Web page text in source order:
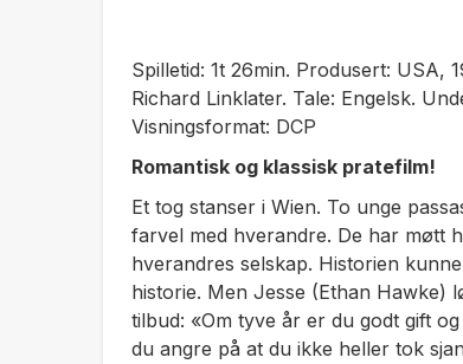
Spilletid: 1t 26min. Produsert: USA,
Richard Linklater. Tale: Engelsk.
Visningsformat: DCP
Romantisk og klassisk pratefilm!
Et tog stanser i Wien. To unge
farvel med hverandre. De har møtt
hverandres selskap. Historien
historie. Men Jesse (Ethan Hawke)
tilbud: «Om tyve år er du godt gift
du angre på at du ikke heller tok